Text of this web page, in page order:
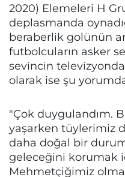
2020) Elemeleri H
deplasmanda
beraberlik golünün
futbolcuların asker
sevincin
olarak ise şu
"Çok duygulandım.
yaşarken tüylerimiz
daha doğal bir
geleceğini korumak
Mehmetçiğimiz